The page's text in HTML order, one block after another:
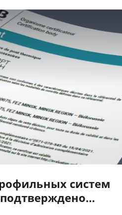
систем